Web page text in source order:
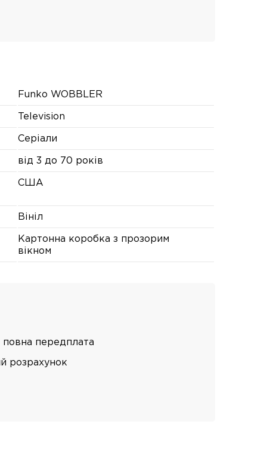
Funko WOBBLER
Television
Серіали
від 3 до 70 років
США
Вініл
Картонна коробка з прозорим
вікном
передплата
розрахунок